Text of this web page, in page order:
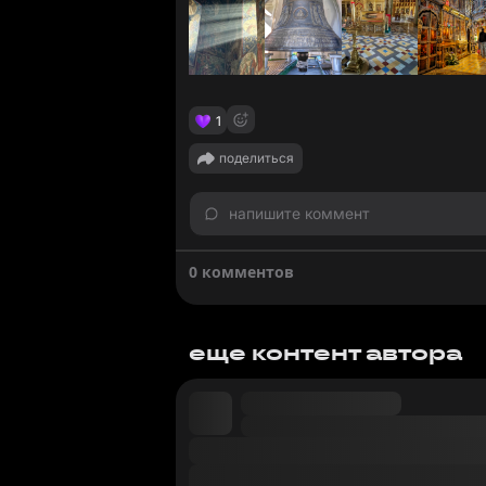
1
поделиться
напишите коммент
0 комментов
еще контент автора